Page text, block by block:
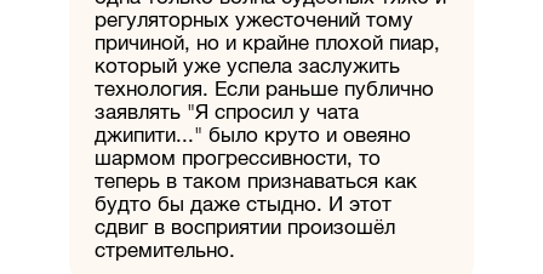
регуляторных ужесточений тому
причиной, но и крайне плохой пиар,
который уже успела заслужить
технология. Если раньше публично
заявлять "Я спросил у чата
джипити..." было круто и овеяно
шармом прогрессивности, то
теперь в таком признаваться как
будто бы даже стыдно. И этот
сдвиг в восприятии произошёл
стремительно.